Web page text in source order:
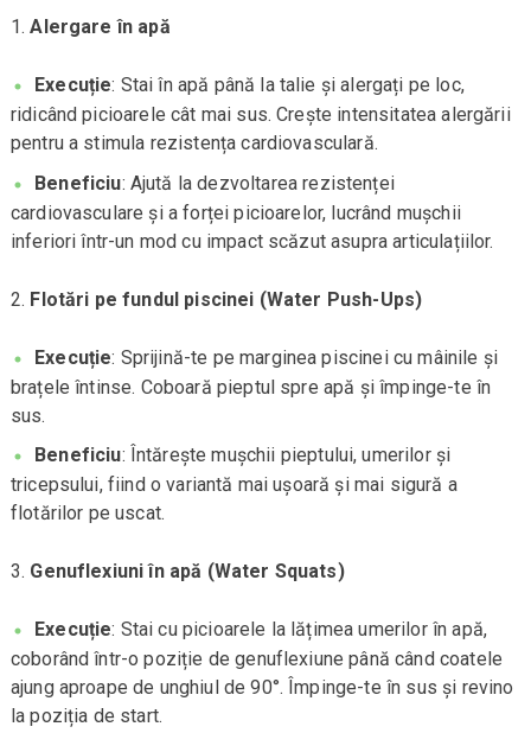
Alergare în apă
Execuție: Stai în apă până la talie și alergați pe loc,
ridicând picioarele cât mai sus. Crește intensitatea alergării
pentru a stimula rezistența cardiovasculară.
Beneficiu: Ajută la dezvoltarea rezistenței
cardiovasculare și a forței picioarelor, lucrând mușchii
inferiori într-un mod cu impact scăzut asupra articulațiilor.
Flotări pe fundul piscinei (Water Push-Ups)
Execuție: Sprijină-te pe marginea piscinei cu mâinile și
brațele întinse. Coboară pieptul spre apă și împinge-te în
sus.
Beneficiu: Întărește mușchii pieptului, umerilor și
tricepsului, fiind o variantă mai ușoară și mai sigură a
flotărilor pe uscat.
Genuflexiuni în apă (Water Squats)
Execuție: Stai cu picioarele la lățimea umerilor în apă,
coborând într-o poziție de genuflexiune până când coatele
ajung aproape de unghiul de 90°. Împinge-te în sus și revino
la poziția de start.